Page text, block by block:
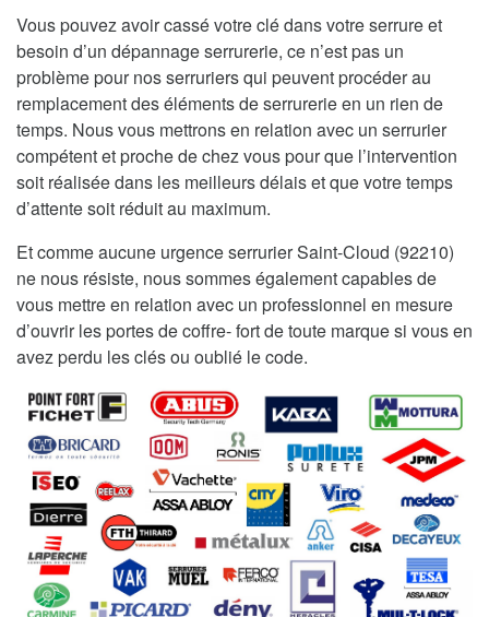
Vous pouvez avoir cassé votre clé dans votre serrure et
besoin d’un dépannage serrurerie, ce n’est pas un
problème pour nos serruriers qui peuvent procéder au
remplacement des éléments de serrurerie en un rien de
temps. Nous vous mettrons en relation avec un serrurier
compétent et proche de chez vous pour que l’intervention
soit réalisée dans les meilleurs délais et que votre temps
d’attente soit réduit au maximum.
Et comme aucune urgence serrurier Saint-Cloud (92210)
ne nous résiste, nous sommes également capables de
vous mettre en relation avec un professionnel en mesure
d’ouvrir les portes de coffre- fort de toute marque si vous en
avez perdu les clés ou oublié le code.